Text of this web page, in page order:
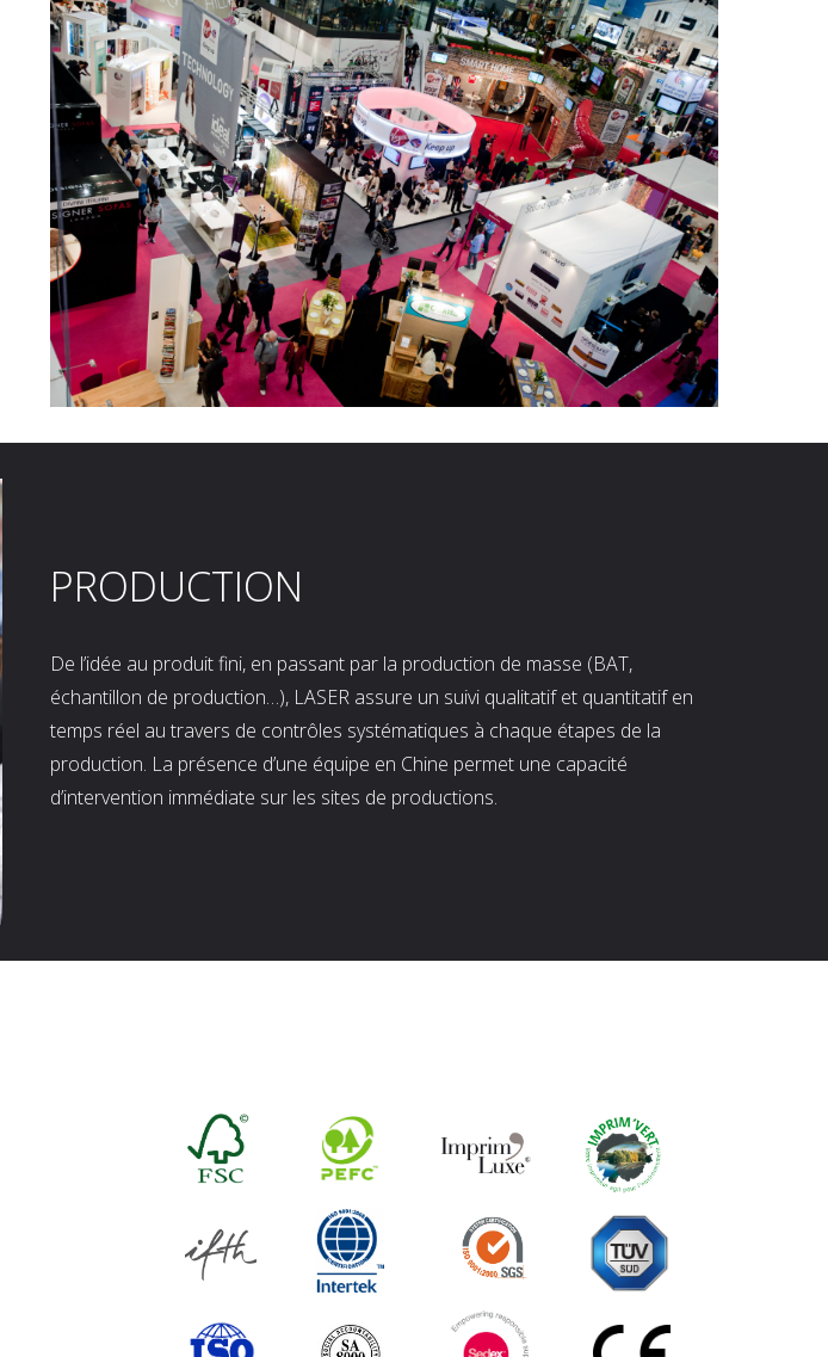
PRODUCTION
De l’idée au produit fini, en passant par la production de masse (BAT,
échantillon de production…), LASER assure un suivi qualitatif et quantitatif en
temps réel au travers de contrôles systématiques à chaque étapes de la
production. La présence d’une équipe en Chine permet une capacité
d’intervention immédiate sur les sites de productions.